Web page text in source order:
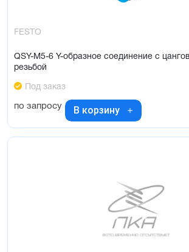
FESTO
QSY-M5-6 Y-образное соединение с
резьбой
Под заказ
по запросу В корзину